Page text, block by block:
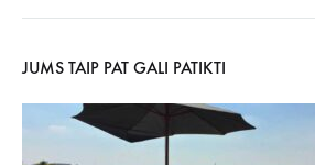
JUMS TAIP PAT GALI PATIKTI